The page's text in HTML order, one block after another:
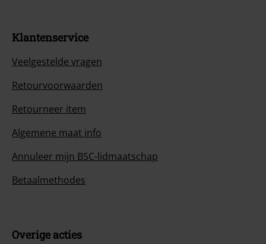
Klantenservice
Veelgestelde vragen
Retourvoorwaarden
Retourneer item
Algemene maat info
Annuleer mijn BSC-lidmaatschap
Betaalmethodes
Overige acties